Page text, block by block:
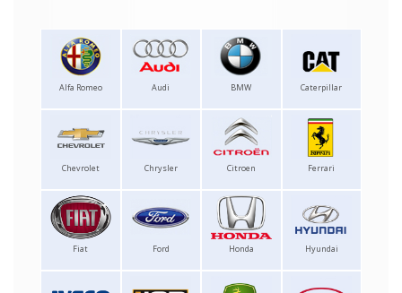
Alfa Romeo Audi BMW Caterpillar
Chevrolet Chrysler Citroen Ferrari
Fiat Ford Honda Hyundai